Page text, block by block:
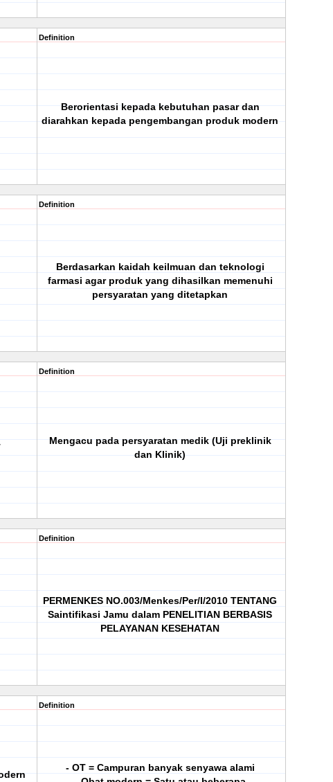
Definition
Berorientasi kepada kebutuhan pasar dan
diarahkan kepada pengembangan produk modern
Definition
Berdasarkan kaidah keilmuan dan teknologi
farmasi agar produk yang dihasilkan memenuhi
persyaratan yang ditetapkan
Definition
Mengacu pada persyaratan medik (Uji preklinik
dan Klinik)
Definition
PERMENKES NO.003/Menkes/Per/I/2010 TENTANG
Saintifikasi Jamu dalam PENELITIAN BERBASIS
PELAYANAN KESEHATAN
Definition
- OT = Campuran banyak senyawa alami